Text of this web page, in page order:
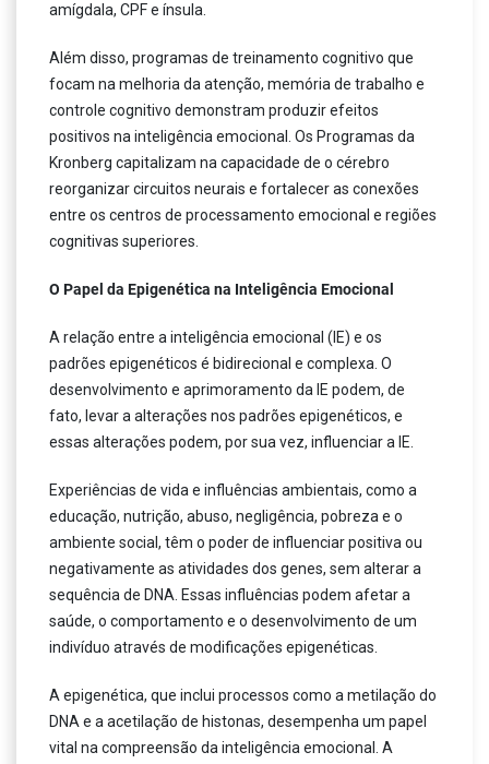
amígdala, CPF e ínsula.
Além disso, programas de treinamento cognitivo que
focam na melhoria da atenção, memória de trabalho e
controle cognitivo demonstram produzir efeitos
positivos na inteligência emocional. Os Programas da
Kronberg capitalizam na capacidade de o cérebro
reorganizar circuitos neurais e fortalecer as conexões
entre os centros de processamento emocional e regiões
cognitivas superiores.
O Papel da Epigenética na Inteligência Emocional
A relação entre a inteligência emocional (IE) e os
padrões epigenéticos é bidirecional e complexa. O
desenvolvimento e aprimoramento da IE podem, de
fato, levar a alterações nos padrões epigenéticos, e
essas alterações podem, por sua vez, influenciar a IE.
Experiências de vida e influências ambientais, como a
educação, nutrição, abuso, negligência, pobreza e o
ambiente social, têm o poder de influenciar positiva ou
negativamente as atividades dos genes, sem alterar a
sequência de DNA. Essas influências podem afetar a
saúde, o comportamento e o desenvolvimento de um
indivíduo através de modificações epigenéticas.
A epigenética, que inclui processos como a metilação do
DNA e a acetilação de histonas, desempenha um papel
vital na compreensão da inteligência emocional. A